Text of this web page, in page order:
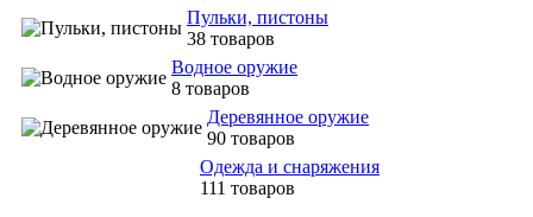
Пульки, пистоны
38 товаров
Водное оружие
8 товаров
Деревянное оружие
90 товаров
Одежда и снаряжения
111 товаров